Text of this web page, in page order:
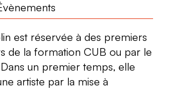
est réservée à des premiers
de la formation CUB ou par le
un premier temps, elle
artiste par la mise à